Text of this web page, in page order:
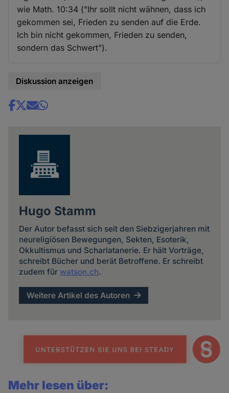
wie Math. 10:34 ("Ihr sollt nicht wähnen, dass ich
gekommen sei, Frieden zu senden auf die Erde.
Ich bin nicht gekommen, Frieden zu senden,
sondern das Schwert").
Diskussion anzeigen
Share
Hugo Stamm
Der Autor befasst sich seit den Siebzigerjahren mit
neureligiösen Bewegungen, Sekten, Esoterik,
Okkultismus und Scharlatanerie. Er hält Vorträge,
schreibt Bücher und berät Betroffene. Er schreibt
zudem für watson.ch.
Weitere Artikel des Autoren
Mehr lesen über: